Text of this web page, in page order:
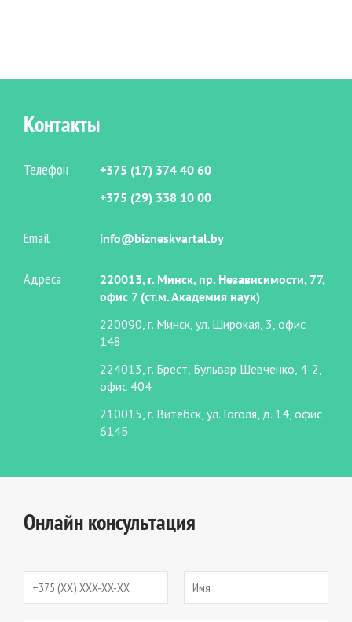
Онлайн консультация
Контакты
Телефон
+375 (17) 374 40 60
+375 (29) 338 10 00
Email info@bizneskvartal.by
Адреса
220013, г. Минск, пр. Независимости, 77,
офис 7 (ст.м. Академия наук)
220090, г. Минск, ул. Широкая, 3, офис
148
224013, г. Брест, Бульвар Шевченко, 4-2,
офис 404
210015, г. Витебск, ул. Гоголя, д. 14, офис
614Б